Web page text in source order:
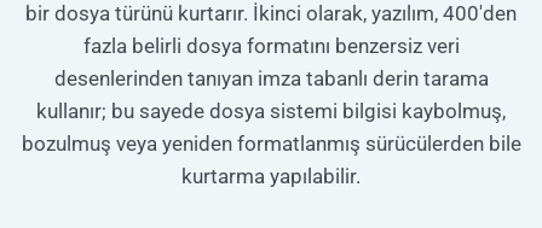
bir dosya türünü kurtarır. İkinci olarak, yazılım, 400'den
fazla belirli dosya formatını benzersiz veri
desenlerinden tanıyan imza tabanlı derin tarama
kullanır; bu sayede dosya sistemi bilgisi kaybolmuş,
bozulmuş veya yeniden formatlanmış sürücülerden bile
kurtarma yapılabilir.